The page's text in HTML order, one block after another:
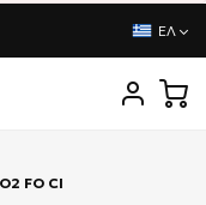
ΕΛ
FO CI